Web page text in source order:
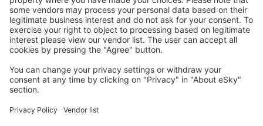
Meist gesuchte Unterkünfte von eSky Nutzern
Unterkünfte in Bulgarien - Beliebte Städte
Unterkunft in Warna Unterkunft in Sosopol